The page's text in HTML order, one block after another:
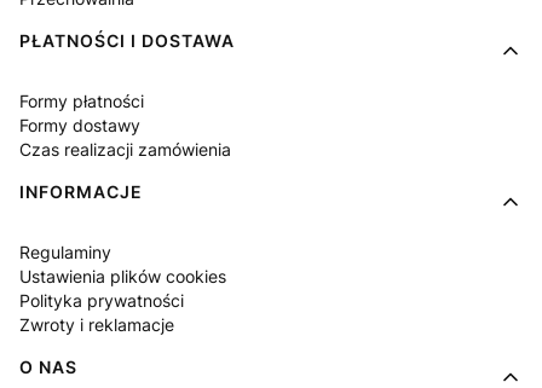
PŁATNOŚCI I DOSTAWA
Formy płatności
Formy dostawy
Czas realizacji zamówienia
INFORMACJE
Regulaminy
Ustawienia plików cookies
Polityka prywatności
Zwroty i reklamacje
O NAS